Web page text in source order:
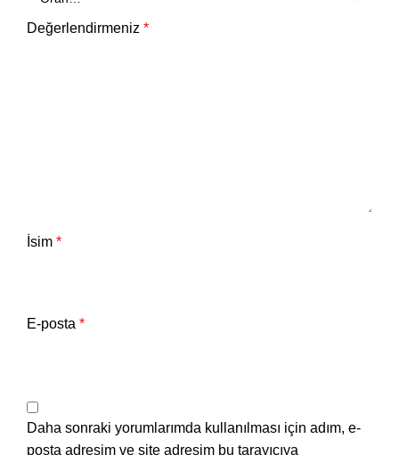
Değerlendirmeniz *
İsim *
E-posta *
Daha sonraki yorumlarımda kullanılması için adım, e-
posta adresim ve site adresim bu tarayıcıya